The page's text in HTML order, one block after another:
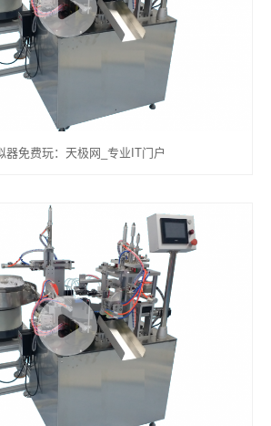
器免费玩：天极网_专业IT门户